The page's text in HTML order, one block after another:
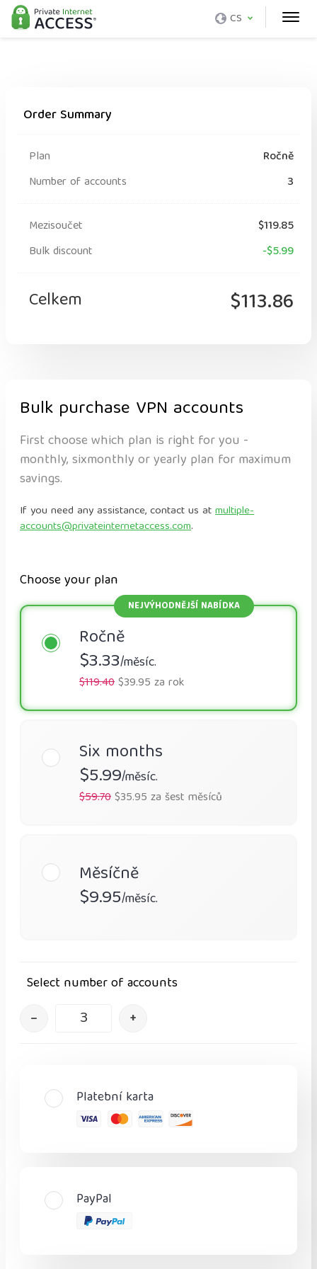
CS
Order Summary
Plan
Ročně
Number of accounts
3
Mezisoučet
$119.85
Bulk discount
-$5.99
Celkem $113.86
Bulk purchase VPN accounts
First choose which plan is right for you -
monthly, sixmonthly or yearly plan for maximum
savings.
If you need any assistance, contact us atmultiple-
accounts@privateinternetaccess.com.
Choose your plan
Ročně
$3.33/měsíc.
$119.40$39.95 za rok
Six months
$5.99/měsíc.
$59.70$35.95 za šest měsíců
Měsíčně
$9.95/měsíc.
Select number of accounts
– +
Platební karta
PayPal